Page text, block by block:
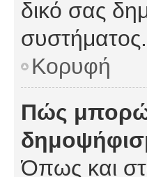
δικό σας
συστήματος.
Κορυφή
Πώς μπορώ
Όπως και